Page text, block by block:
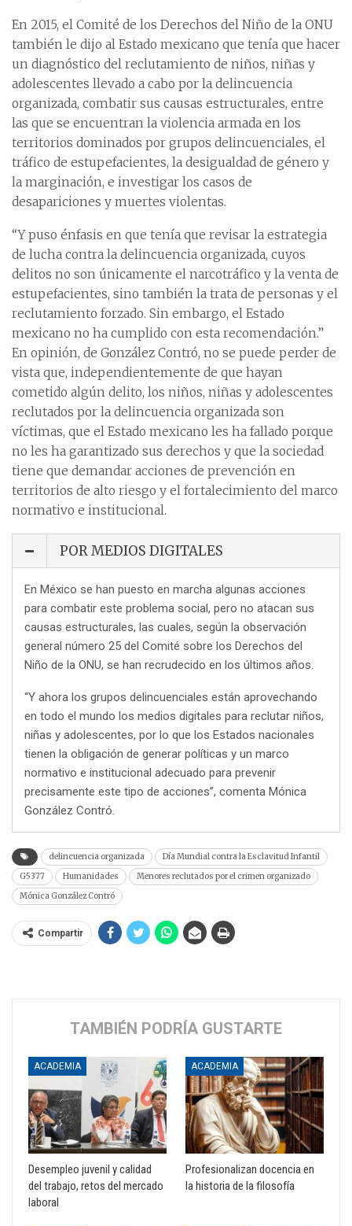
En 2015, el Comité de los Derechos del Niño de la ONU
también le dijo al Estado mexicano que tenía que hacer
un diagnóstico del reclutamiento de niños, niñas y
adolescentes llevado a cabo por la delincuencia
organizada, combatir sus causas estructurales, entre
las que se encuentran la violencia armada en los
territorios dominados por grupos delincuenciales, el
tráfico de estupefacientes, la desigualdad de género y
la marginación, e investigar los casos de
desapariciones y muertes violentas.
“Y puso énfasis en que tenía que revisar la estrategia
de lucha contra la delincuencia organizada, cuyos
delitos no son únicamente el narcotráfico y la venta de
estupefacientes, sino también la trata de personas y el
reclutamiento forzado. Sin embargo, el Estado
mexicano no ha cumplido con esta recomendación.”
En opinión, de González Contró, no se puede perder de
vista que, independientemente de que hayan
cometido algún delito, los niños, niñas y adolescentes
reclutados por la delincuencia organizada son
víctimas, que el Estado mexicano les ha fallado porque
no les ha garantizado sus derechos y que la sociedad
tiene que demandar acciones de prevención en
territorios de alto riesgo y el fortalecimiento del marco
normativo e institucional.
POR MEDIOS DIGITALES
En México se han puesto en marcha algunas acciones
para combatir este problema social, pero no atacan sus
causas estructurales, las cuales, según la observación
general número 25 del Comité sobre los Derechos del
Niño de la ONU, se han recrudecido en los últimos años.
“Y ahora los grupos delincuenciales están aprovechando
en todo el mundo los medios digitales para reclutar niños,
niñas y adolescentes, por lo que los Estados nacionales
tienen la obligación de generar políticas y un marco
normativo e institucional adecuado para prevenir
precisamente este tipo de acciones”, comenta Mónica
González Contró.
delincuencia organizada
Día Mundial contra la Esclavitud Infantil
G5377
Humanidades
Menores reclutados por el crimen organizado
Mónica González Contró
Compartir
TAMBIÉN PODRÍA GUSTARTE
ACADEMIA
Desempleo juvenil y calidad
del trabajo, retos del mercado
laboral
ACADEMIA
Profesionalizan docencia en
la historia de la filosofía